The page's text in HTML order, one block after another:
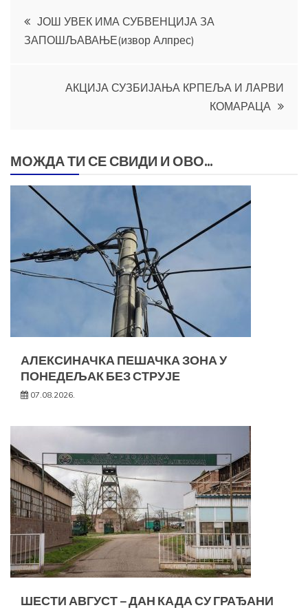
Кретање
чланка
ЈОШ УВЕК ИМА СУБВЕНЦИЈА ЗА
ЗАПОШЉАВАЊЕ(извор Алпрес)
АКЦИЈА СУЗБИЈАЊА КРПЕЉА И ЛАРВИ
КОМАРАЦА
МОЖДА ТИ СЕ СВИДИ И ОВО...
АЛЕКСИНАЧКА ПЕШАЧКА ЗОНА У
ПОНЕДЕЉАК БЕЗ СТРУЈЕ
07.08.2026.
ШЕСТИ АВГУСТ – ДАН КАДА СУ ГРАЂАНИ